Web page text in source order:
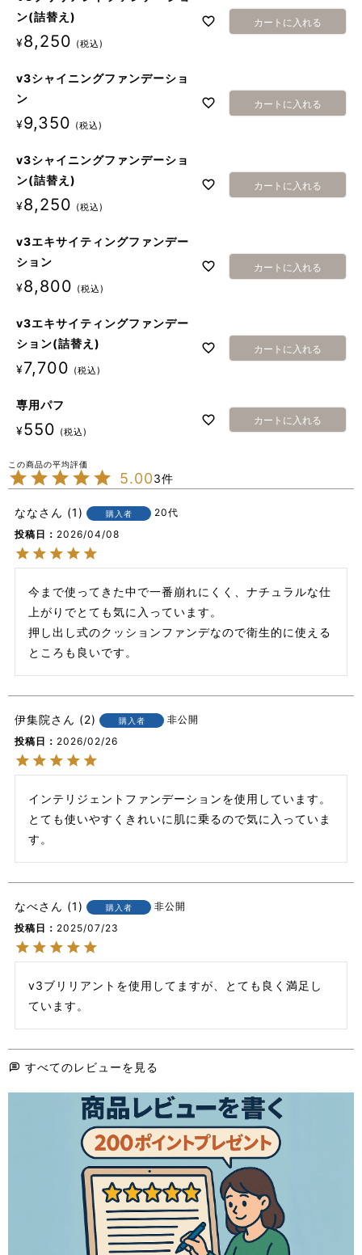
ン(詰替え)
¥8,250 税込
カートに入れる
v3シャイニングファンデーショ
ン
¥9,350 税込
カートに入れる
v3シャイニングファンデーショ
ン(詰替え)
¥8,250 税込
カートに入れる
v3エキサイティングファンデー
ション
¥8,800 税込
カートに入れる
v3エキサイティングファンデー
ション(詰替え)
¥7,700 税込
カートに入れる
専用パフ
¥550 税込
カートに入れる
5.003
なな 1 購入者
20代
投稿日
2026/04/08
今まで使ってきた中で一番崩れにくく、ナチュラルな仕
上がりでとても気に入っています。
押し出し式のクッションファンデなので衛生的に使える
ところも良いです。
伊集院 2 購入者
非公開
投稿日
2026/02/26
インテリジェントファンデーションを使用しています。
とても使いやすくきれいに肌に乗るので気に入っていま
す。
なべ 1 購入者
非公開
投稿日
2025/07/23
v3ブリリアントを使用してますが、とても良く満足し
ています。
すべてのレビューを見る